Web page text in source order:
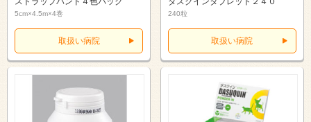
5cm×4.5m×4巻
取扱い病院
240粒
取扱い病院